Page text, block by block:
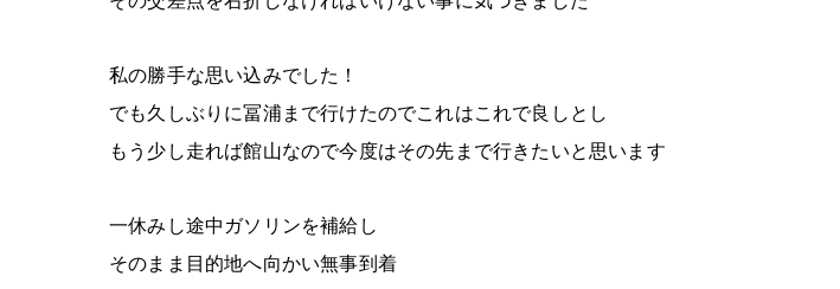
私の勝手な思い込みでした！
でも久しぶりに冨浦まで行けたのでこれはこれで良しとし
もう少し走れば館山なので今度はその先まで行きたいと思います
一休みし途中ガソリンを補給し
そのまま目的地へ向かい無事到着